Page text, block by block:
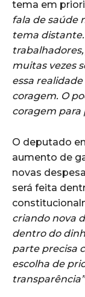
tema em
fala de saúde
tema
muitas vezes
essa
coragem. O
coragem para
O deputado
aumento de
novas
será feita
criando nova
dentro do
parte precisa
escolha de